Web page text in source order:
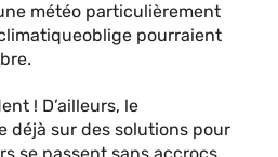
météo particulièrement
pourraient
! D’ailleurs, le
déjà sur des solutions pour